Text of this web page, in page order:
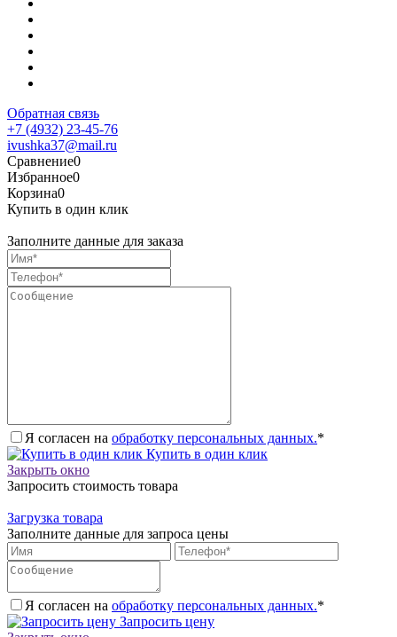
Обратная связь
+7 (4932) 23-45-76
ivushka37@mail.ru
Сравнение0
Избранное0
Корзина0
Купить в один клик
Заполните данные для заказа
Я согласен на обработку персональных данных.*
Купить в один клик
Закрыть окно
Запросить стоимость товара
Загрузка товара
Заполните данные для запроса цены
Я согласен на обработку персональных данных.*
Запросить цену